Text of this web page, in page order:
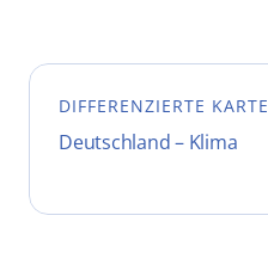
DIFFERENZIERTE KARTE
Deutschland – Klima